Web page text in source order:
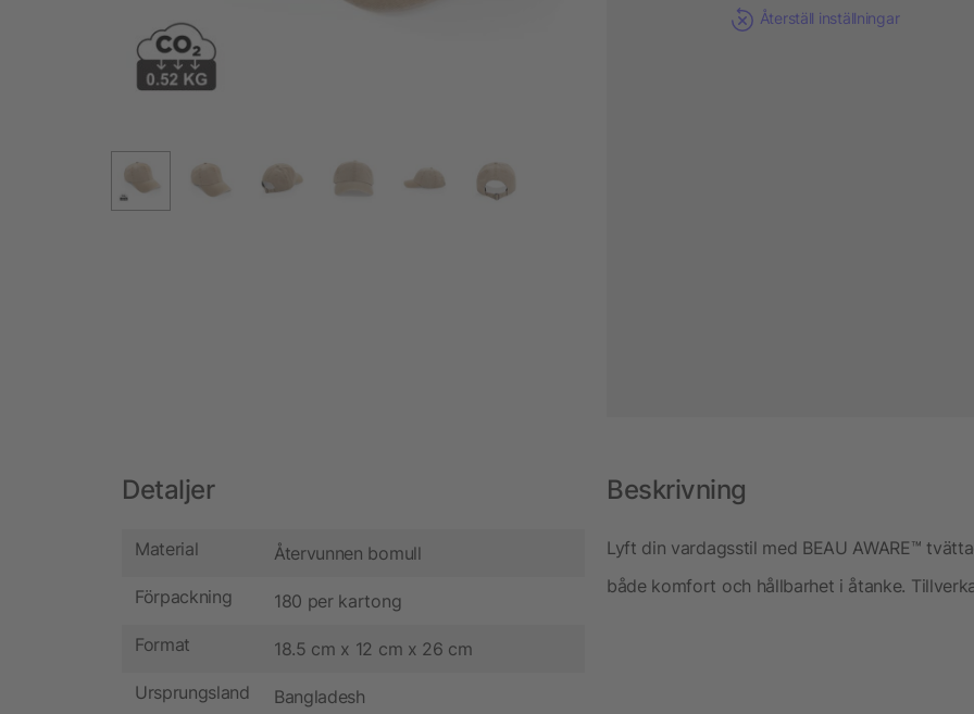
Återställ inställningar
Detaljer
Material Återvunnen bomull
Förpackning 180 per kartong
Format 18.5 cm x 12 cm x 26 cm
Ursprungsland Bangladesh
Beskrivning
Lyft din vardagsstil med BEAU AWARE™
både komfort och hållbarhet i åtanke.